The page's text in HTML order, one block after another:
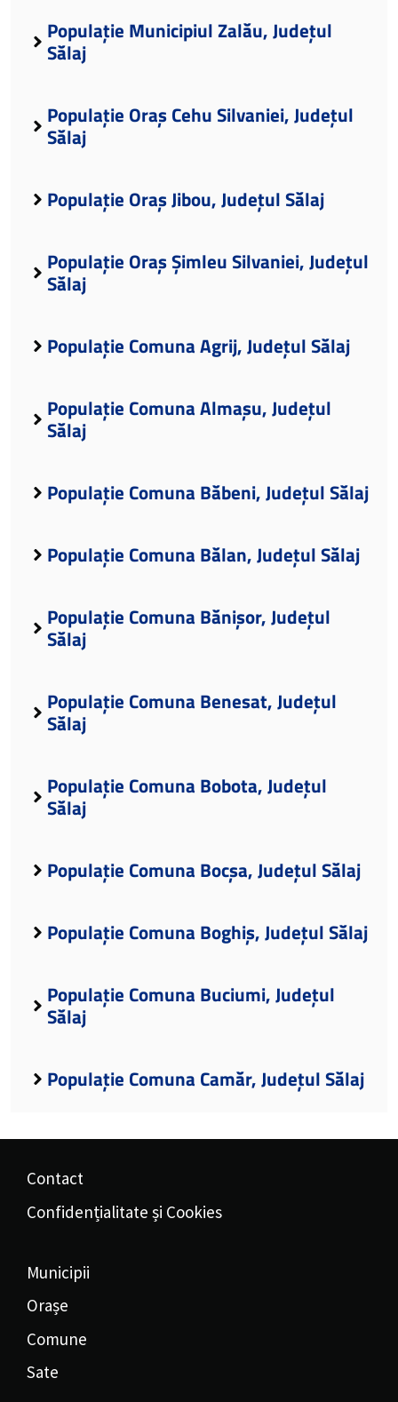
Populație Municipiul Zalău, Județul
Sălaj
Populație Oraș Cehu Silvaniei, Județul
Sălaj
Populație Oraș Jibou, Județul Sălaj
Populație Oraș Șimleu Silvaniei, Județul
Sălaj
Populație Comuna Agrij, Județul Sălaj
Populație Comuna Almașu, Județul
Sălaj
Populație Comuna Băbeni, Județul Sălaj
Populație Comuna Bălan, Județul Sălaj
Populație Comuna Bănișor, Județul
Sălaj
Populație Comuna Benesat, Județul
Sălaj
Populație Comuna Bobota, Județul
Sălaj
Populație Comuna Bocșa, Județul Sălaj
Populație Comuna Boghiș, Județul Sălaj
Populație Comuna Buciumi, Județul
Sălaj
Populație Comuna Camăr, Județul Sălaj
Contact
Confidențialitate și Cookies
Municipii
Orașe
Comune
Sate